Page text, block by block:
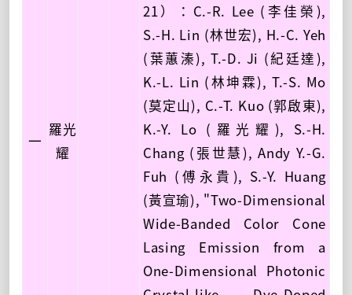
一
羅光
耀
21）：C.-R. Lee (李佳榮),
S.-H. Lin (林世宏), H.-C. Yeh
(葉蕙溱), T.-D. Ji (紀廷達),
K.-L. Lin (林坤霖), T.-S. Mo
(莫定山), C.-T. Kuo (郭啟東),
K.-Y. Lo (羅光耀), S.-H.
Chang (張世慧), Andy Y.-G.
Fuh (傅永貴), S.-Y. Huang
(黃宣瑜), "Two-Dimensional
Wide-Banded Color Cone
Lasing Emission from a
One-Dimensional Photonic